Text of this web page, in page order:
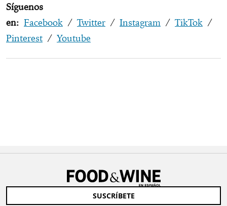
Síguenos
en: Facebook / Twitter / Instagram / TikTok /
Pinterest / Youtube
SUSCRÍBETE